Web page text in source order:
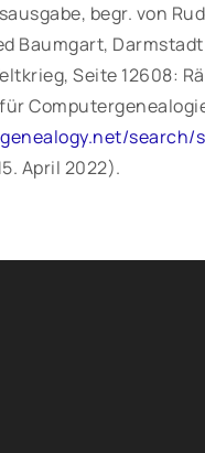
begr. von
Baumgart,
Seite 12608:
search/
April 2022).